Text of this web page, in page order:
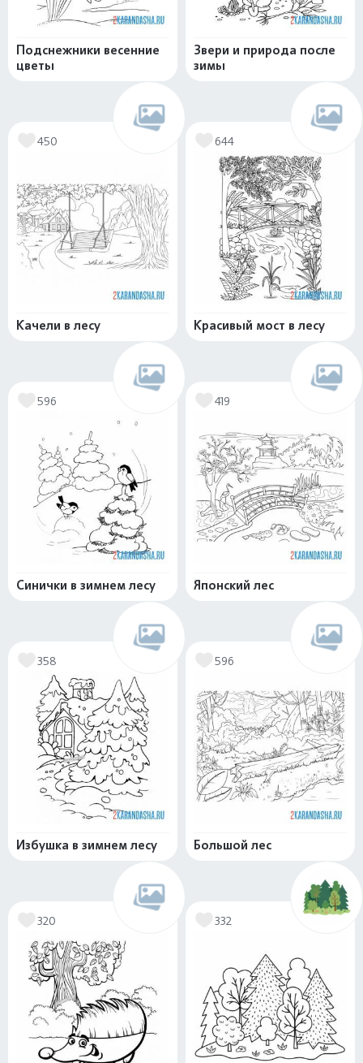
Подснежники весенние
цветы
Звери и природа после
зимы
450
Качели в лесу
644
Красивый мост в лесу
596
Синички в зимнем лесу
419
Японский лес
358
Избушка в зимнем лесу
596
Большой лес
320 332